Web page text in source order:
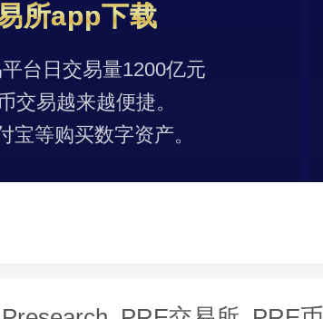
所app下载
台日交易量1200亿元
交易越来越便捷。
宝等购买数字资产。